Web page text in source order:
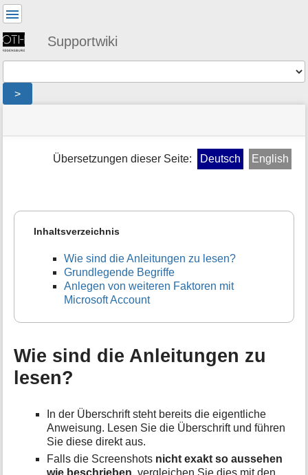
Supportwiki
>
befinden
»
Seiten-
Werkzeuge
a
t
n
e
n
Übersetzungen dieser Seite: Deutsch English
Inhaltsverzeichnis
Wie sind die Anleitungen zu lesen?
Grundlegende Begriffe
Anlegen von weiteren Faktoren mit
Microsoft Account
Wie sind die Anleitungen zu
lesen?
In der Überschrift steht bereits die eigentliche
Anweisung. Lesen Sie die Überschrift und führen
Sie diese direkt aus.
Falls die Screenshots nicht exakt so aussehen